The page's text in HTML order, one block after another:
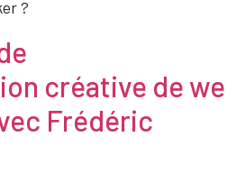
?
créative de we
Frédéric